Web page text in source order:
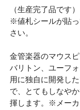
（生産完了品です）
※値札シールが貼
さい。
金管楽器のマウス
バリトン、ユーフ
用に独自に開発し
で、とてもしなや
揮します。※メーカ